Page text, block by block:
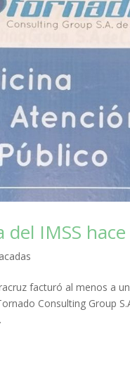
IMSS
facturó al menos a
Consulting Group